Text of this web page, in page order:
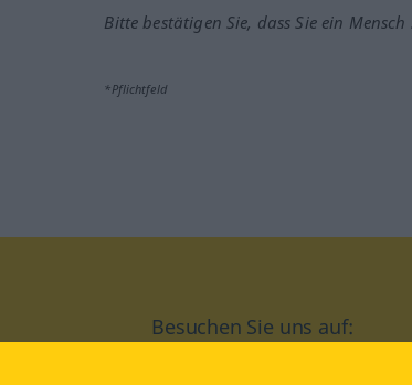
Bitte bestätigen Sie, dass Sie ein
*Pflichtfeld
Besuchen Sie uns auf: